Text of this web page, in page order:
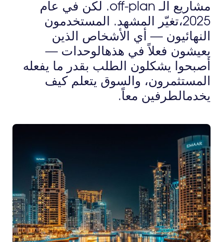
مشاريع الـ off-plan. لكن في عام
2025،تغيّر المشهد. المستخدمون
النهائيون — أي الأشخاص الذين
يعيشون فعلاً في هذهالوحدات —
أصبحوا يشكلون الطلب بقدر ما يفعله
المستثمرون، والسوق يتعلم كيف
يخدمالطرفين معاً.